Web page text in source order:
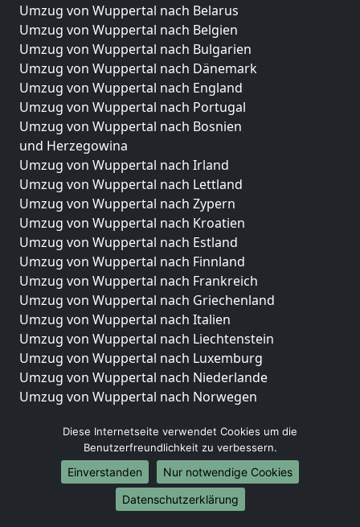
Umzug von Wuppertal nach Belarus
Umzug von Wuppertal nach Belgien
Umzug von Wuppertal nach Bulgarien
Umzug von Wuppertal nach Dänemark
Umzug von Wuppertal nach England
Umzug von Wuppertal nach Portugal
Umzug von Wuppertal nach Bosnien
und Herzegowina
Umzug von Wuppertal nach Irland
Umzug von Wuppertal nach Lettland
Umzug von Wuppertal nach Zypern
Umzug von Wuppertal nach Kroatien
Umzug von Wuppertal nach Estland
Umzug von Wuppertal nach Finnland
Umzug von Wuppertal nach Frankreich
Umzug von Wuppertal nach Griechenland
Umzug von Wuppertal nach Italien
Umzug von Wuppertal nach Liechtenstein
Umzug von Wuppertal nach Luxemburg
Umzug von Wuppertal nach Niederlande
Umzug von Wuppertal nach Norwegen
Umzüge-Deutschlandweit
Umzug von Wuppertal nach Berlin
Umzug von Wuppertal nach Hamburg
Umzug von Wuppertal nach München
Umzug von Wuppertal nach Köln
Diese Internetseite verwendet Cookies um die
Benutzerfreundlichkeit zu verbessern.
Einverstanden
Nur notwendige Cookies
Datenschutzerklärung